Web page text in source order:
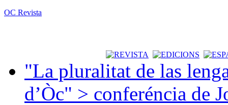
OC Revista
"La pluralitat de las
d’Òc" > conferéncia de